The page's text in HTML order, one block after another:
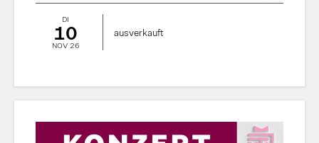
DI
10
NOV 26
ausverkauft